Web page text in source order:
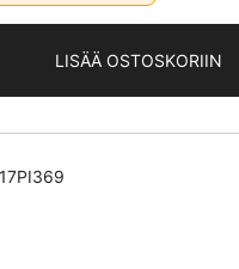
LISÄÄ OSTOSKORIIN